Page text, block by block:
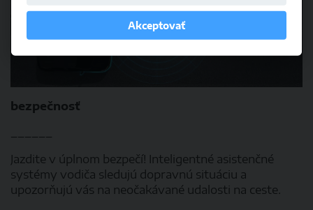
bezpečnosť
Jazdite v úplnom bezpečí! Inteligentné asistenčné
systémy vodiča sledujú dopravnú situáciu a
upozorňujú vás na neočakávané udalosti na ceste.
Akceptovať